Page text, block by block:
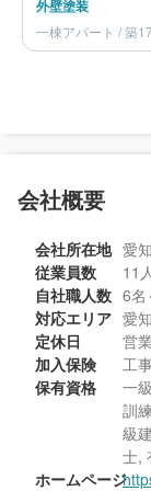
外壁塗装
一棟アパート / 築
会社概要
会社所在地 愛
従業員数
11
自社職人数 6名
対応エリア 愛
定休日
営
加入保険
工
保有資格
一
訓
級
士,
ホームページ